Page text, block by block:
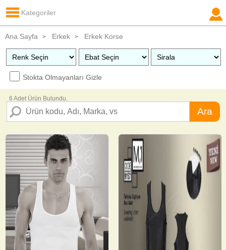
Kategoriler
Ana Sayfa > Erkek > Erkek Korse
Stokta Olmayanları Gizle
Ara
6 Adet Ürün Bulundu.